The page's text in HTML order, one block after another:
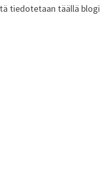
tiedotetaan täällä